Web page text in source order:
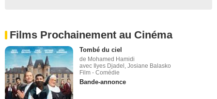
Films Prochainement au Cinéma
Tombé du ciel
de Mohamed Hamidi
avec Ilyes Djadel, Josiane Balasko
Film - Comédie
Bande-annonce